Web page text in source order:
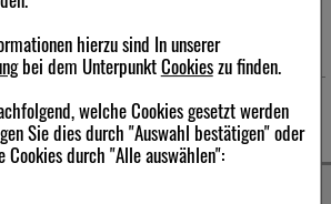
hierzu sind In unserer
bei dem UnterpunktCookieszu finden.
welche Cookies gesetzt werden
Sie dies durch "Auswahl bestätigen" oder
Cookies durch "Alle auswählen":
sofort lieferbar